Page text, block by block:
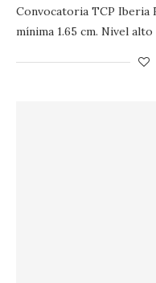
Convocatoria TCP Iberia
mínima 1.65 cm. Nivel